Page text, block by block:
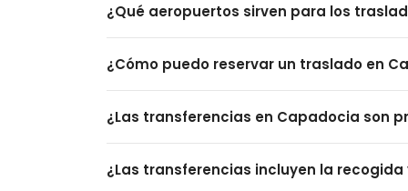
¿Qué aeropuertos sirven para los
Los traslados están disponibles desde el
¿Cómo puedo reservar un traslado en
Puedes reservar traslados en línea por
traslado.
¿Las transferencias en Capadocia son
Ambas opciones están disponibles. Los
¿Las transferencias incluyen la recogida